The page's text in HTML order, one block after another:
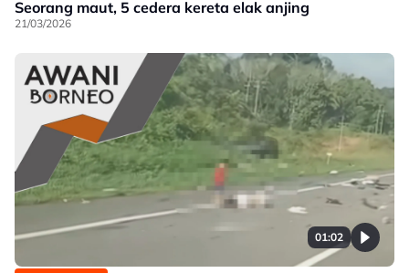
Seorang maut, 5 cedera kereta elak anjing
21/03/2026
01:02